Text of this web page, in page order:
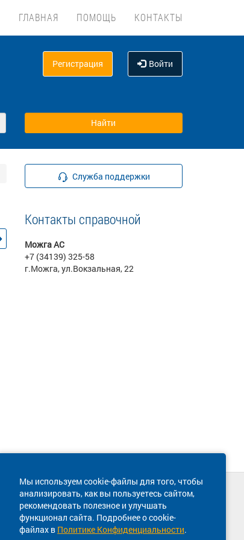
ГЛАВНАЯ ПОМОЩЬ КОНТАКТЫ
Регистрация Войти
Служба поддержки
Контакты справочной
Можга АС
+7 (34139) 325-58
г.Можга, ул.Вокзальная, 22
Мы используем cookie-файлы для того, чтобы
анализировать, как вы пользуетесь сайтом,
рекомендовать полезное и улучшать
функционал сайта. Подробнее о cookie-
файлах в Политике Конфиденциальности.
Техническая поддержка сайта
8 800 600-03-38